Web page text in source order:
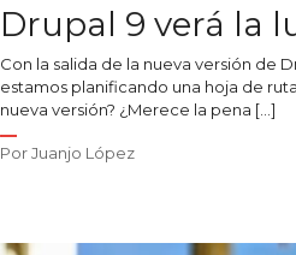
Drupal 9 verá la
Con la salida de la nueva versión de
estamos planificando una hoja de
nueva versión? ¿Merece la pena […]
PorJuanjo López